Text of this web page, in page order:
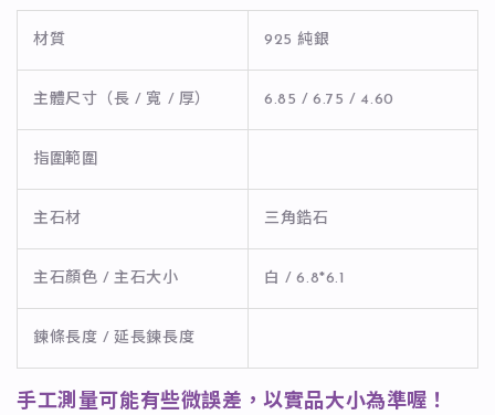
材質 925 純銀
主體尺寸（長 / 寬 / 厚） 6.85 / 6.75 / 4.60
指圍範圍
主石材 三角鋯石
主石顏色 / 主石大小 白 / 6.8*6.1
鍊條長度 / 延長鍊長度
手工測量可能有些微誤差，以實品大小為準喔！